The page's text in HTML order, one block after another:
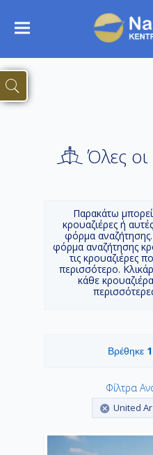
Όλες
Παρακάτω
κρουαζιέρες ή
φόρμα
φόρμα αναζήτησης
τις κρουαζιέρες
περισσότερο.
κάθε
Βρέθηκε 1
Φίλτρα
United